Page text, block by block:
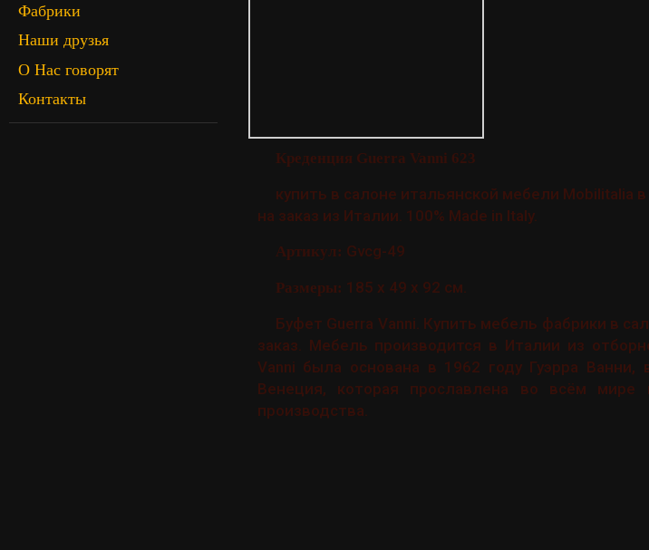
Фабрики
Наши друзья
О Нас говорят
Контакты
Креденция Guerra Vanni 623
купить в салоне итальянской мебели Mobilitalia
на заказ из Италии. 100% Made in Italy.
Артикул: Gvcg-49
Размеры: 185 х 49 x 92 см.
Буфет Guerra Vanni. Купить мебель фабрики в
заказ. Мебель производится в Италии из
Vanni была основана в 1962 году Гуэрра
Венеция, которая прославлена во всём
производства.